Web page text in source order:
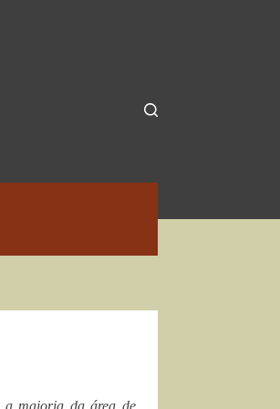
a maioria da área de